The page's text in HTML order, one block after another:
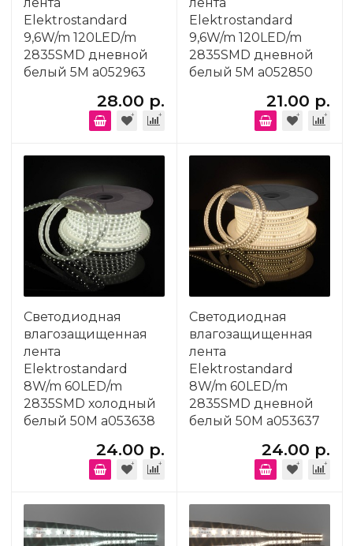
Elektrostandard
9,6W/m 120LED/m
2835SMD дневной
белый 5M a052963
28.00 р.
Elektrostandard
9,6W/m 120LED/m
2835SMD дневной
белый 5M a052850
21.00 р.
Светодиодная
влагозащищенная
лента
Elektrostandard
8W/m 60LED/m
2835SMD холодный
белый 50M a053638
24.00 р.
Светодиодная
влагозащищенная
лента
Elektrostandard
8W/m 60LED/m
2835SMD дневной
белый 50M a053637
24.00 р.